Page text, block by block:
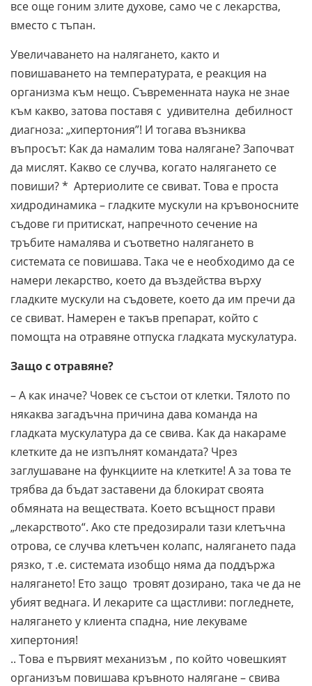
все още гоним злите духове, само че с лекарства,
вместо с тъпан.
Увеличаването на налягането, както и
повишаването на температурата, е реакция на
организма към нещо. Съвременната наука не знае
към какво, затова поставя с удивителна дебилност
диагноза: „хипертония”! И тогава възниква
въпросът: Как да намалим това налягане? Започват
да мислят. Какво се случва, когато налягането се
повиши? * Артериолите се свиват. Това е проста
хидродинамика – гладките мускули на кръвоносните
съдове ги притискат, напречното сечение на
тръбите намалява и съответно налягането в
системата се повишава. Така че е необходимо да се
намери лекарство, което да въздейства върху
гладките мускули на съдовете, което да им пречи да
се свиват. Намерен е такъв препарат, който с
помощта на отравяне отпуска гладката мускулатура.
Защо с отравяне?
– А как иначе? Човек се състои от клетки. Тялото по
някаква загадъчна причина дава команда на
гладката мускулатура да се свива. Как да накараме
клетките да не изпълнят командата? Чрез
заглушаване на функциите на клетките! А за това те
трябва да бъдат заставени да блокират своята
обмяната на веществата. Което всъщност прави
„лекарството“. Ако сте предозирали тази клетъчна
отрова, се случва клетъчен колапс, налягането пада
рязко, т .е. системата изобщо няма да поддържа
налягането! Ето защо тровят дозирано, така че да не
убият веднага. И лекарите са щастливи: погледнете,
налягането у клиента спадна, ние лекуваме
хипертония!
.. Това е първият механизъм , по който човешкият
организъм повишава кръвното налягане – свива